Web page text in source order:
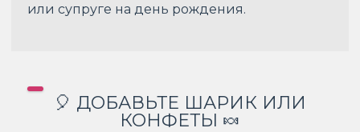
или супруге на день рождения.
🎈 ДОБАВЬТЕ ШАРИК ИЛИ
КОНФЕТЫ 🍬